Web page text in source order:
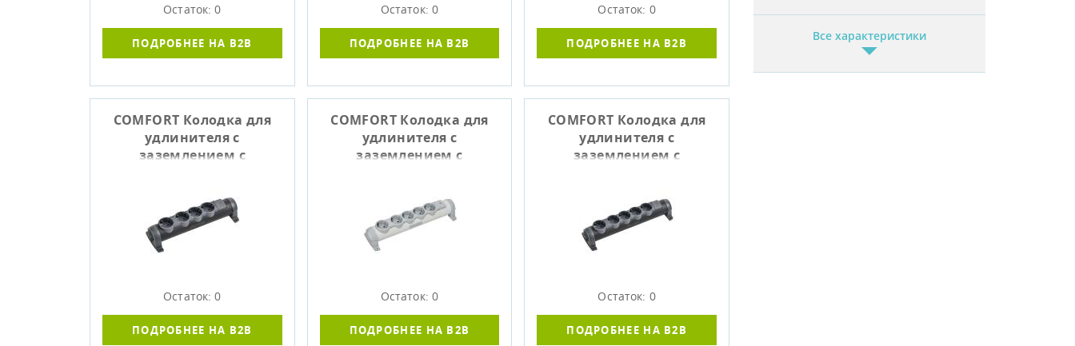
Все характеристики
Остаток: 0
ПОДРОБНЕЕ НА B2B
Остаток: 0
ПОДРОБНЕЕ НА B2B
Остаток: 0
ПОДРОБНЕЕ НА B2B
COMFORT Колодка для
удлинителя с
заземлением с
Остаток: 0
ПОДРОБНЕЕ НА B2B
COMFORT Колодка для
удлинителя с
заземлением с
Остаток: 0
ПОДРОБНЕЕ НА B2B
COMFORT Колодка для
удлинителя с
заземлением с
Остаток: 0
ПОДРОБНЕЕ НА B2B